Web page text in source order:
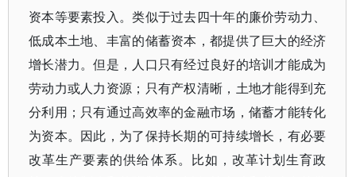
资本等要素投入。类似于过去四十年的廉价劳动力、
低成本土地、丰富的储蓄资本，都提供了巨大的经济
增长潜力。但是，人口只有经过良好的培训才能成为
劳动力或人力资源；只有产权清晰，土地才能得到充
分利用；只有通过高效率的金融市场，储蓄才能转化
为资本。因此，为了保持长期的可持续增长，有必要
改革生产要素的供给体系。比如，改革计划生育政